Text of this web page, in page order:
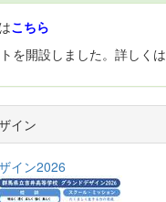
こちら
を開設しました。詳しくは
イン
イン2026